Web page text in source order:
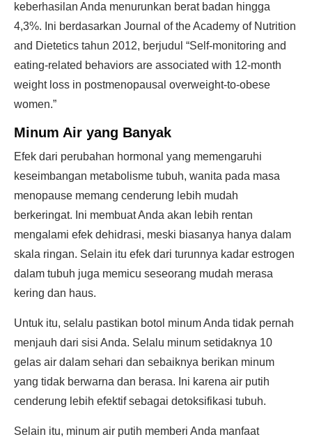
keberhasilan Anda menurunkan berat badan hingga
4,3%. Ini berdasarkan Journal of the Academy of Nutrition
and Dietetics tahun 2012, berjudul “Self-monitoring and
eating-related behaviors are associated with 12-month
weight loss in postmenopausal overweight-to-obese
women.”
Minum Air yang Banyak
Efek dari perubahan hormonal yang memengaruhi
keseimbangan metabolisme tubuh, wanita pada masa
menopause memang cenderung lebih mudah
berkeringat. Ini membuat Anda akan lebih rentan
mengalami efek dehidrasi, meski biasanya hanya dalam
skala ringan. Selain itu efek dari turunnya kadar estrogen
dalam tubuh juga memicu seseorang mudah merasa
kering dan haus.
Untuk itu, selalu pastikan botol minum Anda tidak pernah
menjauh dari sisi Anda. Selalu minum setidaknya 10
gelas air dalam sehari dan sebaiknya berikan minum
yang tidak berwarna dan berasa. Ini karena air putih
cenderung lebih efektif sebagai detoksifikasi tubuh.
Selain itu, minum air putih memberi Anda manfaat